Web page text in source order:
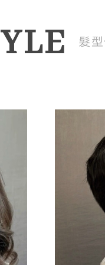
髮